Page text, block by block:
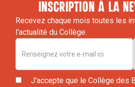
inscription à la
Recevez chaque mois toutes les
l'actualité du Collège.
J'accepte que le Collège des